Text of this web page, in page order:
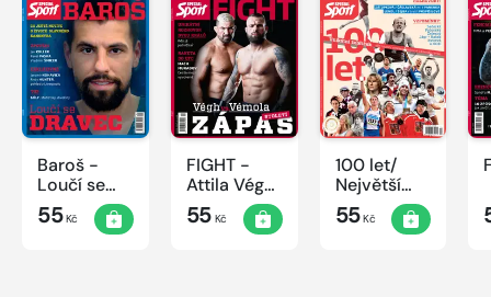
Baroš -
Loučí se
dravec
55Kč
FIGHT -
Attila Végh
vs. Karlos
Vémola
55Kč
100 let/
Největší
okamžiky
českého
55Kč